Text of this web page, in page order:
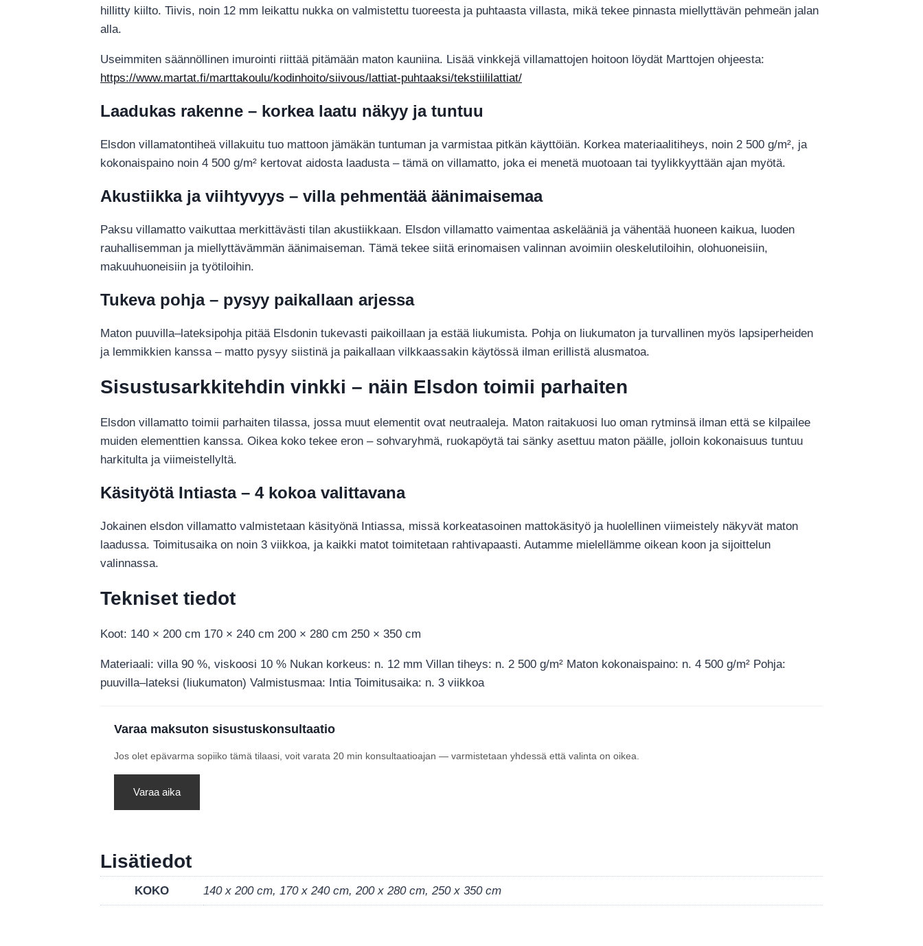
hillitty kiilto. Tiivis, noin 12 mm leikattu nukka on valmistettu tuoreesta ja puhtaasta villasta, mikä tekee pinnasta miellyttävän pehmeän jalan
alla.
Useimmiten säännöllinen imurointi riittää pitämään maton kauniina. Lisää vinkkejä villamattojen hoitoon löydät Marttojen ohjeesta:
https://www.martat.fi/marttakoulu/kodinhoito/siivous/lattiat-puhtaaksi/tekstiililattiat/
Laadukas rakenne – korkea laatu näkyy ja tuntuu
Elsdon villamatontiheä villakuitu tuo mattoon jämäkän tuntuman ja varmistaa pitkän käyttöiän. Korkea materiaalitiheys, noin 2 500 g/m², ja
kokonaispaino noin 4 500 g/m² kertovat aidosta laadusta – tämä on villamatto, joka ei menetä muotoaan tai tyylikkyyttään ajan myötä.
Akustiikka ja viihtyvyys – villa pehmentää äänimaisemaa
Paksu villamatto vaikuttaa merkittävästi tilan akustiikkaan. Elsdon villamatto vaimentaa askelääniä ja vähentää huoneen kaikua, luoden
rauhallisemman ja miellyttävämmän äänimaiseman. Tämä tekee siitä erinomaisen valinnan avoimiin oleskelutiloihin, olohuoneisiin,
makuuhuoneisiin ja työtiloihin.
Tukeva pohja – pysyy paikallaan arjessa
Maton puuvilla–lateksipohja pitää Elsdonin tukevasti paikoillaan ja estää liukumista. Pohja on liukumaton ja turvallinen myös lapsiperheiden
ja lemmikkien kanssa – matto pysyy siistinä ja paikallaan vilkkaassakin käytössä ilman erillistä alusmatoa.
Sisustusarkkitehdin vinkki – näin Elsdon toimii parhaiten
Elsdon villamatto toimii parhaiten tilassa, jossa muut elementit ovat neutraaleja. Maton raitakuosi luo oman rytminsä ilman että se kilpailee
muiden elementtien kanssa. Oikea koko tekee eron – sohvaryhmä, ruokapöytä tai sänky asettuu maton päälle, jolloin kokonaisuus tuntuu
harkitulta ja viimeistellyltä.
Käsityötä Intiasta – 4 kokoa valittavana
Jokainen elsdon villamatto valmistetaan käsityönä Intiassa, missä korkeatasoinen mattokäsityö ja huolellinen viimeistely näkyvät maton
laadussa. Toimitusaika on noin 3 viikkoa, ja kaikki matot toimitetaan rahtivapaasti. Autamme mielellämme oikean koon ja sijoittelun
valinnassa.
Tekniset tiedot
Koot: 140 × 200 cm 170 × 240 cm 200 × 280 cm 250 × 350 cm
Materiaali: villa 90 %, viskoosi 10 % Nukan korkeus: n. 12 mm Villan tiheys: n. 2 500 g/m² Maton kokonaispaino: n. 4 500 g/m² Pohja:
puuvilla–lateksi (liukumaton) Valmistusmaa: Intia Toimitusaika: n. 3 viikkoa
Varaa maksuton sisustuskonsultaatio
Jos olet epävarma sopiiko tämä tilaasi, voit varata 20 min konsultaatioajan — varmistetaan yhdessä että valinta on oikea.
Varaa aika
Lisätiedot
KOKO 140 x 200 cm, 170 x 240 cm, 200 x 280 cm, 250 x 350 cm